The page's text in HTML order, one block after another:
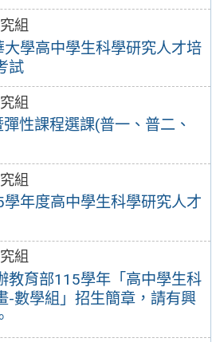
組
學高中學生科學研究人才培
試
組
性課程選課(普一、普二、
組
年度高中學生科學研究人才
組
教育部115學年「高中學生科
-數學組」招生簡章，請有興